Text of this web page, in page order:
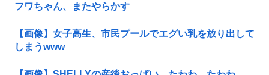
フワちゃん、またやらかす
【画像】女子高生、市民プールでエグい乳を放り出して
しまうwww